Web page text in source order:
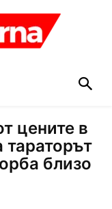
цените в
тараторът
близо